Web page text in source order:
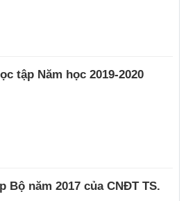
tập Năm học 2019-2020
năm 2017 của CNĐT TS.